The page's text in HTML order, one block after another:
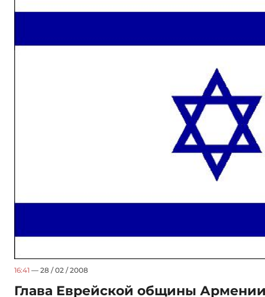
16:41 — 28 / 02 / 2008
Глава Еврейской общины